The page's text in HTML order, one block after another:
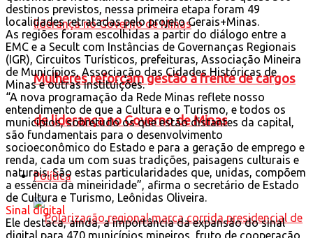
Mulheres reforçam gestão à frente de cargos
de liderança no Governo de Minas
Política
destinos previstos, nessa primeira etapa foram 49
localidades retratadas pelo projeto Gerais+Minas.
As regiões foram escolhidas a partir do diálogo entre a
EMC e a Secult com Instâncias de Governanças Regionais
(IGR), Circuitos Turísticos, prefeituras, Associação Mineira
de Municípios, Associação das Cidades Históricas de
Minas e outras instituições.
“A nova programação da Rede Minas reflete nosso
entendimento de que a Cultura e o Turismo, e todos os
municípios, sobretudo os que estão distantes da capital,
são fundamentais para o desenvolvimento
socioeconômico do Estado e para a geração de emprego e
renda, cada um com suas tradições, paisagens culturais e
naturais. São estas particularidades que, unidas, compõem
a essência da mineiridade”, afirma o secretário de Estado
de Cultura e Turismo, Leônidas Oliveira.
Sinal digital
Ele destaca, ainda, a importância da expansão do sinal
digital para 470 municípios mineiros, fruto de cooperação